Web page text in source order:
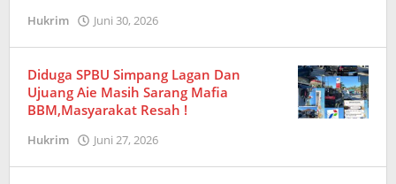
Hukrim Juni 30, 2026
Diduga SPBU Simpang Lagan Dan
Ujuang Aie Masih Sarang Mafia
BBM,Masyarakat Resah !
Hukrim Juni 27, 2026